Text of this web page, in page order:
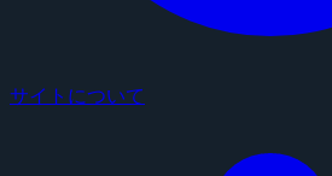
サイトについて